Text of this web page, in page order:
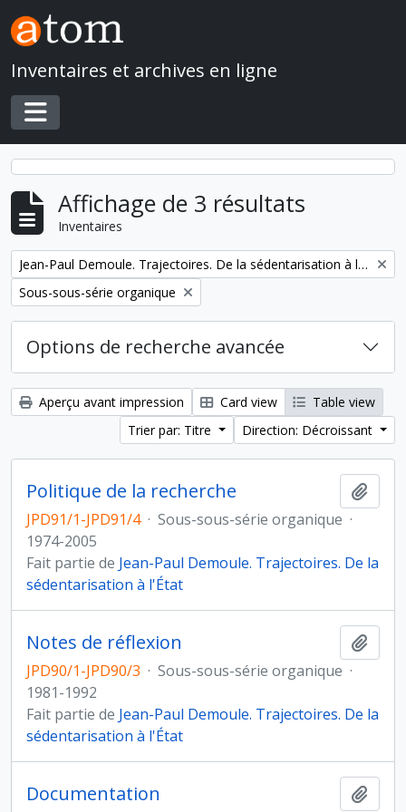
Skip to main content
Inventaires et archives en ligne
Toggle navigation
Affichage de 3 résultats
Inventaires
Remove filter:
Jean-Paul Demoule. Trajectoires. De la sédentarisation à l'État
Remove filter:
Sous-sous-série organique
Options de recherche avancée
Aperçu avant impression Card view
Table view
Trier par: Titre
Direction: Décroissant
Politique de la recherche
JPD91/1-JPD91/4 · Sous-sous-série organique ·
1974-2005
Fait partie de Jean-Paul Demoule. Trajectoires. De la
sédentarisation à l'État
Notes de réflexion
JPD90/1-JPD90/3 · Sous-sous-série organique ·
1981-1992
Fait partie de Jean-Paul Demoule. Trajectoires. De la
sédentarisation à l'État
Documentation